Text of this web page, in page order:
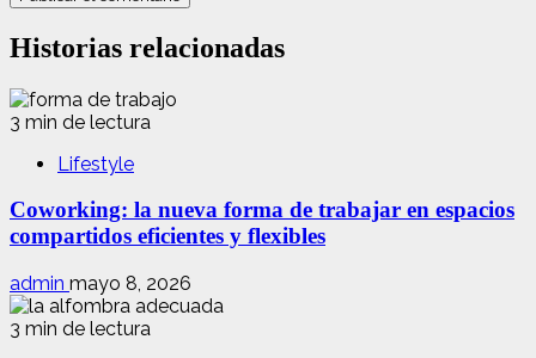
Historias relacionadas
3 min de lectura
Lifestyle
Coworking: la nueva forma de trabajar en espacios
compartidos eficientes y flexibles
admin mayo 8, 2026
3 min de lectura